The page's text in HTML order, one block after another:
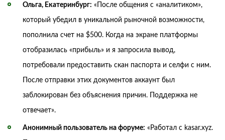
Ольга, Екатеринбург: «После общения с «аналитиком»,
который убедил в уникальной рыночной возможности,
пополнила счет на $500. Когда на экране платформы
отобразилась «прибыль» и я запросила вывод,
потребовали предоставить скан паспорта и селфи с ним.
После отправки этих документов аккаунт был
заблокирован без объяснения причин. Поддержка не
отвечает».
Анонимный пользователь на форуме: «Работал с kasar.xyz.